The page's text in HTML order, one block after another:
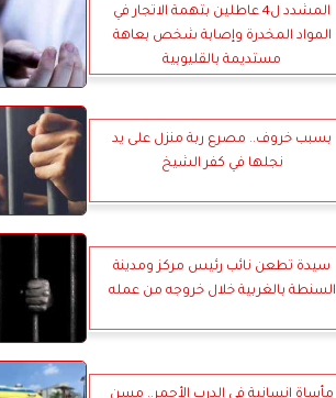
المشدد ل4 عاطلين بتهمة الاتجار في
المواد المخدرة وإصابة شخص بعاهة
مستديمة بالقليوبية
بسبب خروف.. مصرع ربة منزل على يد
نجلها في كفر الشيخ
سيدة تطعن نائب رئيس مركز ومدينة
السنطة بالغربية خلال خروجه من عمله
مأساة إنسانية في الدرب الأحمر.. مسن